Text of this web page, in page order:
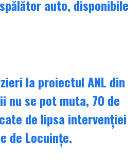
auto, disponibile
la proiectul ANL din
nu se pot muta, 70 de
de lipsa intervenției
de Locuințe.